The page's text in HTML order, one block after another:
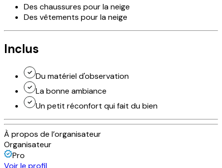
Des chaussures pour la neige
Des vêtements pour la neige
Inclus
Du matériel d'observation
La bonne ambiance
Un petit réconfort qui fait du bien
À propos de l’organisateur
Organisateur
Pro
Voir le profil